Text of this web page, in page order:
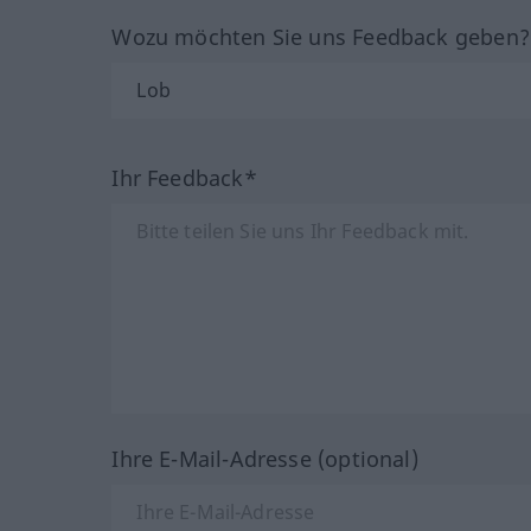
Wozu möchten Sie uns Feedback
Ihr Feedback*
Ihre E-Mail-Adresse (optional)